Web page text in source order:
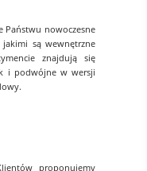
Państwu nowoczesne
jakimi są wewnętrzne
znajdują się
i podwójne w wersji
proponujemy